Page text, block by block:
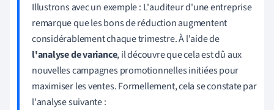
Illustrons avec un exemple : L'auditeur d'une entreprise
remarque que les bons de réduction augmentent
considérablement chaque trimestre. À l'aide de
l'analyse de variance, il découvre que cela est dû aux
nouvelles campagnes promotionnelles initiées pour
maximiser les ventes. Formellement, cela se constate par
l'analyse suivante :